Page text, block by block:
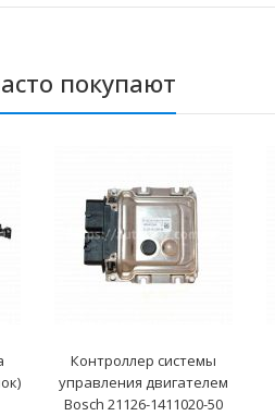
покупают
Контроллер системы
управления двигателем
Bosch 21126-1411020-50